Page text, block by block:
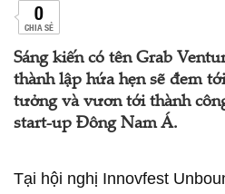
0
CHIA SẺ
Sáng kiến có tên Grab
thành lập hứa hẹn sẽ đem
tưởng và vươn tới thành
start-up Đông Nam Á.
Tại hội nghị Innovfest